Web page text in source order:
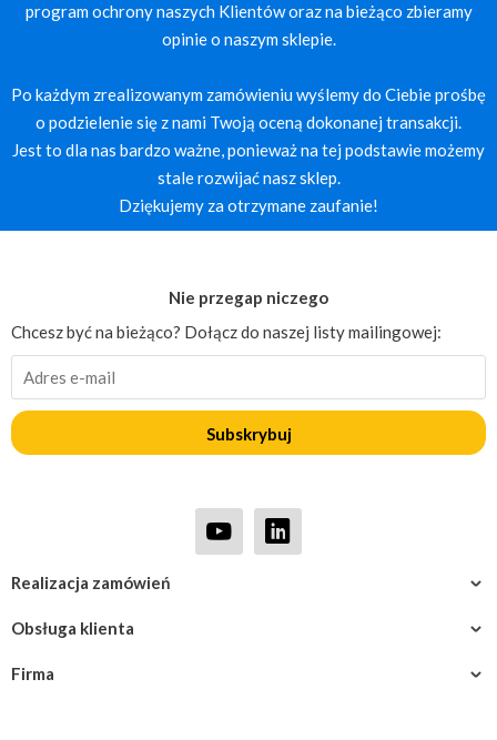
program ochrony naszych Klientów oraz na bieżąco zbieramy
opinie o naszym sklepie.
Po każdym zrealizowanym zamówieniu wyślemy do Ciebie prośbę
o podzielenie się z nami Twoją oceną dokonanej transakcji.
Jest to dla nas bardzo ważne, ponieważ na tej podstawie możemy
stale rozwijać nasz sklep.
Dziękujemy za otrzymane zaufanie!
Firma
Obsługa klienta
Realizacja zamówień
Nie przegap niczego
Chcesz być na bieżąco? Dołącz do naszej listy mailingowej:
Subskrybuj